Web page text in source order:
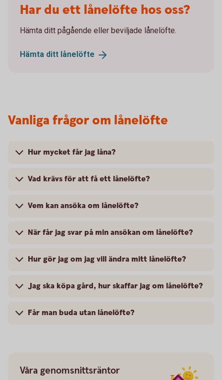
Har du ett lånelöfte hos oss?
Hämta ditt pågående eller beviljade lånelöfte.
Hämta ditt lånelöfte
Vanliga frågor om lånelöfte
Hur mycket får jag låna?
Vad krävs för att få ett lånelöfte?
Vem kan ansöka om lånelöfte?
När får jag svar på min ansökan om lånelöfte?
Hur gör jag om jag vill ändra mitt lånelöfte?
Jag ska köpa gård, hur skaffar jag om lånelöfte?
Får man buda utan lånelöfte?
Våra genomsnittsräntor